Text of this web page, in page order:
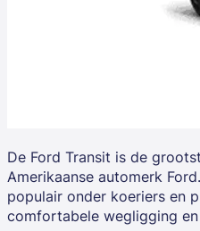
De Ford Transit is de
Amerikaanse automerk
populair onder koeriers en
comfortabele wegligging